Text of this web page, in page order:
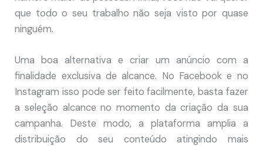
que todo o seu trabalho não seja visto por quase
ninguém.
Uma boa alternativa e criar um anúncio com a
finalidade exclusiva de alcance. No Facebook e no
Instagram isso pode ser feito facilmente, basta fazer
a seleção alcance no momento da criação da sua
campanha. Deste modo, a plataforma amplia a
distribuição do seu conteúdo atingindo mais